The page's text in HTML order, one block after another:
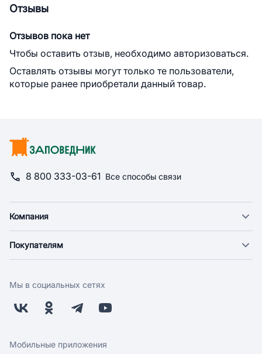
Отзывы
Отзывов пока нет
Чтобы оставить отзыв, необходимо авторизоваться.
Оставлять отзывы могут только те пользователи,
которые ранее приобретали данный товар.
8 800 333-03-61 Все способы связи
Компания
Новости
Поставщикам
Заводчикам
Обратная связь
Покупателям
Оплата
Бонусная программа
Скидки и акции
Мы в социальных сетях
Мобильные приложения